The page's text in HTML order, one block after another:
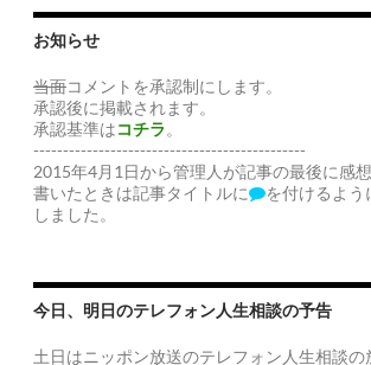
お知らせ
当面コメントを承認制にします。
承認後に掲載されます。
承認基準はコチラ 。
----------------------------------------------
2015年4月1日から管理人が記事の最後に感
書いたときは記事タイトルに
を付けるよう
しました。
今日、明日のテレフォン人生相談の予告
土日はニッポン放送のテレフォン人生相談の